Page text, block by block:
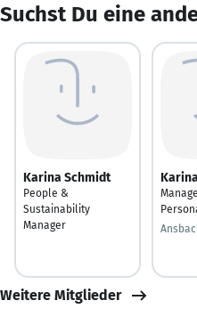
Suchst Du eine
Karina Schmidt
People &
Sustainability
Manager
Weitere Mitglieder